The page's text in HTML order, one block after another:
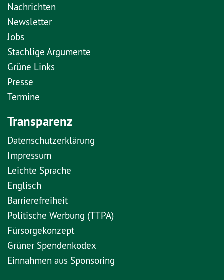
Nachrichten
Newsletter
Jobs
Stachlige Argumente
Grüne Links
Presse
Termine
Transparenz
Datenschutzerklärung
Impressum
Leichte Sprache
Englisch
Barrierefreiheit
Politische Werbung (TTPA)
Fürsorgekonzept
Grüner Spendenkodex
Einnahmen aus Sponsoring